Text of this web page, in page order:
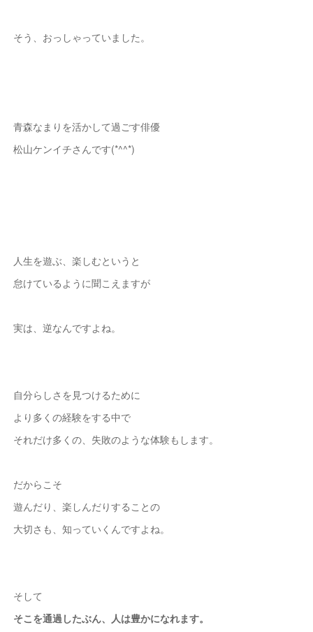
そう、おっしゃっていました。
青森なまりを活かして過ごす俳優
松山ケンイチさんです(*^^*)
人生を遊ぶ、楽しむというと
怠けているように聞こえますが
実は、逆なんですよね。
自分らしさを見つけるために
より多くの経験をする中で
それだけ多くの、失敗のような体験もします。
だからこそ
遊んだり、楽しんだりすることの
大切さも、知っていくんですよね。
そして
そこを通過したぶん、人は豊かになれます。